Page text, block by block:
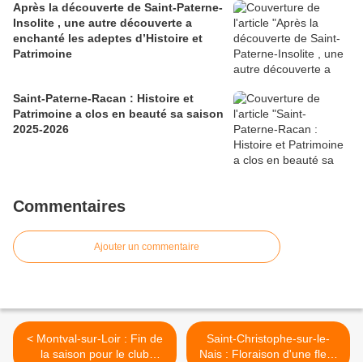
Après la découverte de Saint-Paterne-
Insolite , une autre découverte a
enchanté les adeptes d’Histoire et
Patrimoine
Saint-Paterne-Racan : Histoire et
Patrimoine a clos en beauté sa saison
2025-2026
Commentaires
Ajouter un commentaire
< Montval-sur-Loir : Fin de
la saison pour le club
Saint-Christophe-sur-le-
Nais : Floraison d'une fleur